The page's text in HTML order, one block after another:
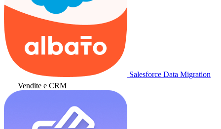
Salesforce Data Migration
Vendite e CRM